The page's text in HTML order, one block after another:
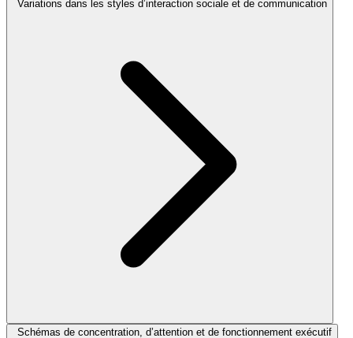
Variations dans les styles d’interaction sociale et de communication
Schémas de concentration, d’attention et de fonctionnement exécutif